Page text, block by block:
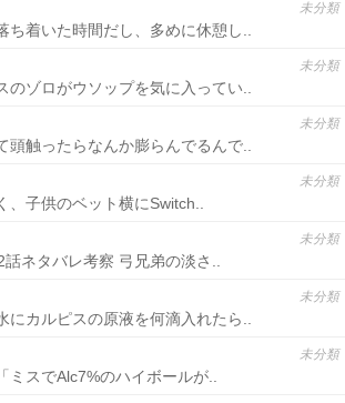
未分類
ち着いた時間だし、多めに休憩し..
未分類
のゾロがウソップを気に入ってい..
未分類
頭触ったらなんか膨らんでるんで..
未分類
、子供のベット横にSwitch..
未分類
話ネタバレ考察 弓兄弟の淡さ..
未分類
にカルピスの原液を何滴入れたら..
未分類
ミスでAlc7%のハイボールが..